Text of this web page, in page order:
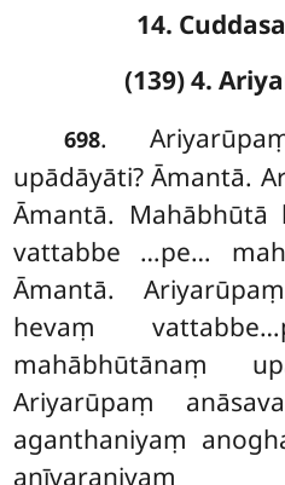
14.
(139) 4.
698.
upādāyāti? Āmantā.
Āmantā. Mahābhūtā
vattabbe …pe…
Āmantā.
hevaṃ
mahābhūtānaṃ
Ariyarūpaṃ
aganthaniyaṃ
anīvaraṇiyaṃ